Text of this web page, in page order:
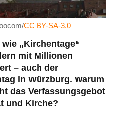
CC BY-SA-3.0
„Kirchentage“
mit Millionen
– auch der
in Würzburg. Warum
das Verfassungsgebot
und Kirche?